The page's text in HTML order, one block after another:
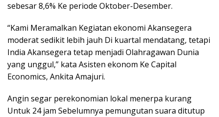
sebesar 8,6% Ke periode Oktober-Desember.
“Kami Meramalkan Kegiatan ekonomi Akansegera
moderat sedikit lebih jauh Di kuartal mendatang, tetapi
India Akansegera tetap menjadi Olahragawan Dunia
yang unggul,” kata Asisten ekonom Ke Capital
Economics, Ankita Amajuri.
Angin segar perekonomian lokal menerpa kurang
Untuk 24 jam Sebelumnya pemungutan suara ditutup